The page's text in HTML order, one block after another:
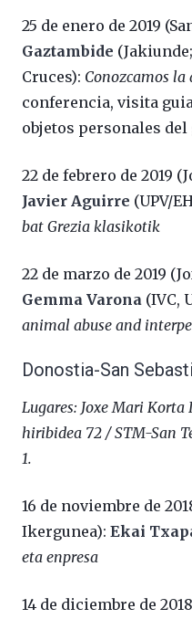
25 de enero de 2019
Gaztambide
Cruces): Conozcamos
conferencia, visita
objetos personales del
22 de febrero de 2019
Javier Aguirre (UPV/
bat Grezia klasikotik
22 de marzo de 2019
Gemma Varona (IVC,
animal abuse and
Donostia-San
Lugares: Joxe Mari Korta
hiribidea 72 / STM-San
1.
16 de noviembre de
Ikergunea): Ekai
eta enpresa
14 de diciembre de